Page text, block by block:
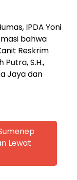
IPDA Yoni
bahwa
Reskrim
Putra, S.H.,
Jaya dan
Lewat